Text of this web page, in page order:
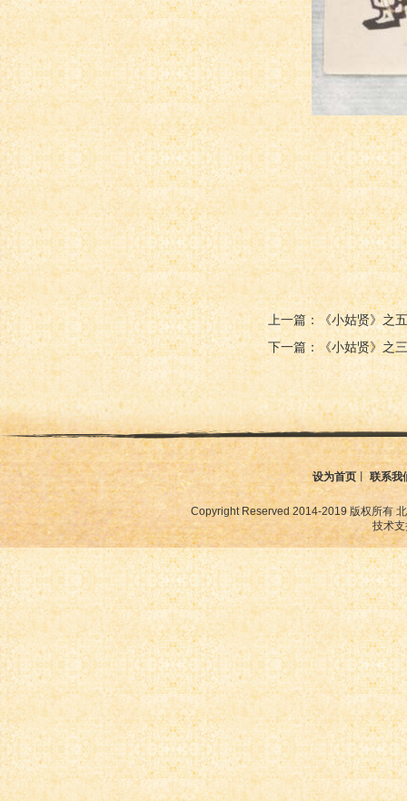
上一篇：《小姑贤》之
下一篇：《小姑贤》之
设为首页丨联系我
Copyright Reserved 2014-2019 版权所有
技术